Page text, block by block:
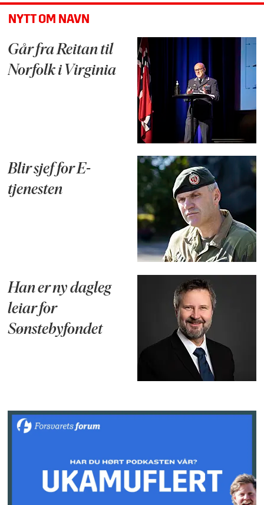
NYTT OM NAVN
Går fra Reitan til
Norfolk i Virginia
Blir sjef for E-
tjenesten
Han er ny dagleg
leiar for
Sønstebyfondet